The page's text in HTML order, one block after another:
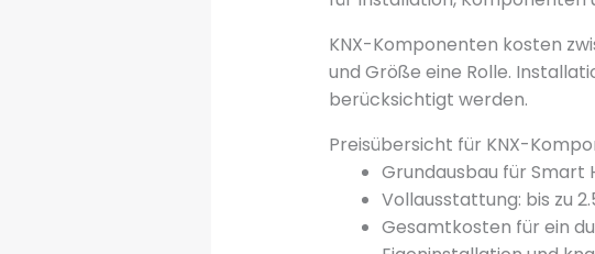
KNX-Komponenten kosten
und Größe eine Rolle.
berücksichtigt werden.
Preisübersicht für KNX-
Grundausbau für Smart
Vollausstattung: bis zu
Gesamtkosten für ein